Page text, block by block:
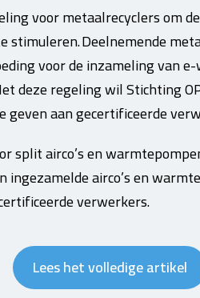
voor metaalrecyclers om
stimuleren. Deelnemende
voor de inzameling van
deze regeling wil Stichting
aan gecertificeerde
split airco’s en
ingezamelde airco’s en
verwerkers.
Lees het volledige artikel